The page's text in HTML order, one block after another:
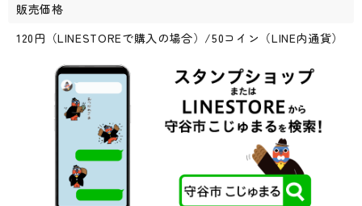
販売価格
120円（LINESTOREで購入の場合）/50コイン（LINE内通貨）